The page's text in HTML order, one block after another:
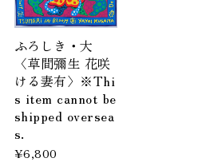
ふろしき・大
〈草間彌生 花咲
ける妻有〉※Thi
s item cannot be
shipped oversea
s.
¥6,800